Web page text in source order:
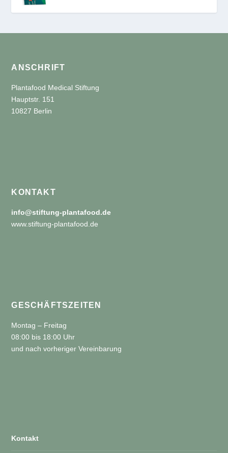
ANSCHRIFT
Plantafood Medical Stiftung
Hauptstr. 151
10827 Berlin
KONTAKT
info@stiftung-plantafood.de
www.stiftung-plantafood.de
GESCHÄFTSZEITEN
Montag – Freitag
08:00 bis 18:00 Uhr
und nach vorheriger Vereinbarung
Kontakt